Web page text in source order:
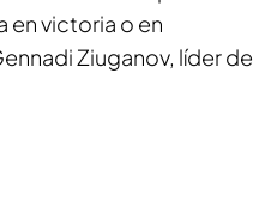
en victoria o en
Ziuganov, líder de